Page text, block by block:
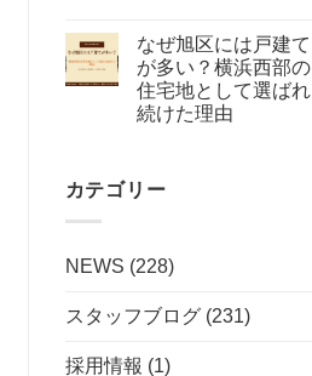
なぜ旭区には戸建て
が多い？横浜西部の
住宅地として選ばれ
続けた理由
カテゴリー
NEWS (228)
スタッフブログ(231)
採用情報 (1)